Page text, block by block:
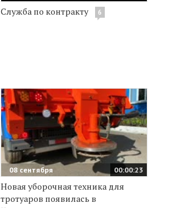
Служба по контракту 6
00:00:23
08 сентября
Новая уборочная техника для
тротуаров появилась в